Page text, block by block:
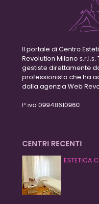
Il portale di Centro
Revolution Milano
gestiste direttamente
professionista che ha
dalla agenzia Web
P.iva 09948610960
CENTRI RECENTI
ESTETICA